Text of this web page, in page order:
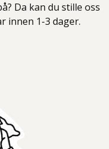
Da kan du stille oss
innen 1-3 dager.